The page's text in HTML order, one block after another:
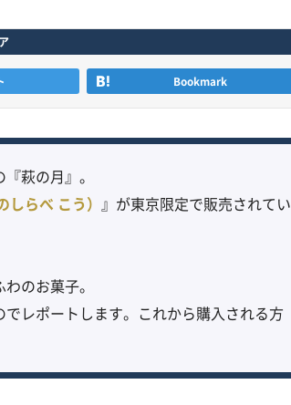
Bookmark
萩の月』。
らべ こう） 』が東京限定で販売されてい
のお菓子。
レポートします。これから購入される方